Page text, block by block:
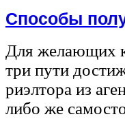
Способы
Для желающих
три пути
риэлтора из
либо же